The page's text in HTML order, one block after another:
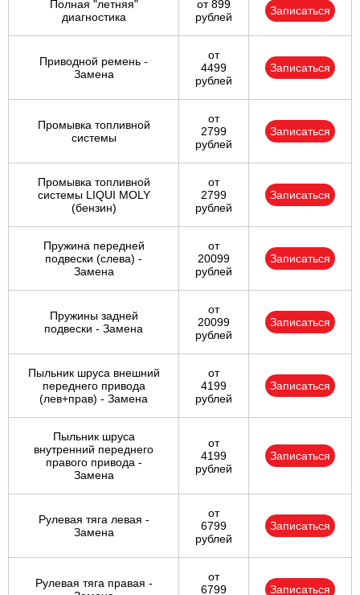
Полная "летняя"
диагностика
от 899
рублей
Записаться
Приводной ремень -
Замена
от
4499
рублей
Записаться
Промывка топливной
системы
от
2799
рублей
Записаться
Промывка топливной
системы LIQUI MOLY
(бензин)
от
2799
рублей
Записаться
Пружина передней
подвески (слева) -
Замена
от
20099
рублей
Записаться
Пружины задней
подвески - Замена
от
20099
рублей
Записаться
Пыльник шруса внешний
переднего привода
(лев+прав) - Замена
от
4199
рублей
Записаться
Пыльник шруса
внутренний переднего
правого привода -
Замена
от
4199
рублей
Записаться
Рулевая тяга левая -
Замена
от
6799
рублей
Записаться
Рулевая тяга правая -
от
6799
Записаться